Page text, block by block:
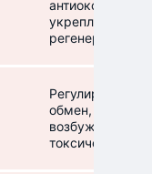
укрепляет
регенерации
Регулирует
обмен,
возбуждения,
токсических